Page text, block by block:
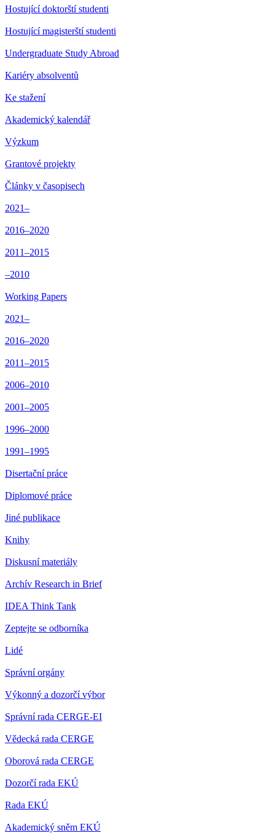
Hostující doktorští studenti
Hostující magisterští studenti
Undergraduate Study Abroad
Kariéry absolventů
Ke stažení
Akademický kalendář
Výzkum
Grantové projekty
Články v časopisech
2021–
2016–2020
2011–2015
–2010
Working Papers
2021–
2016–2020
2011–2015
2006–2010
2001–2005
1996–2000
1991–1995
Disertační práce
Diplomové práce
Jiné publikace
Knihy
Diskusní materiály
Archív Research in Brief
IDEA Think Tank
Zeptejte se odborníka
Lidé
Správní orgány
Výkonný a dozorčí výbor
Správní rada CERGE-EI
Vědecká rada CERGE
Oborová rada CERGE
Dozorčí rada EKÚ
Rada EKÚ
Akademický sněm EKÚ